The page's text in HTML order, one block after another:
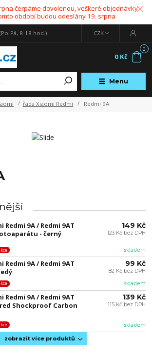
čerpáme dovolenou, veškeré objednávky
období budou odeslány 19. srpna
Menu
CZK
(Po-Pá, 8-18 hod.)
0
0 Kč
řada Xiaomi Redmi Redmi 9A
Redmi 9A / Redmi 9AT
- černý
skladem
149 Kč
123 Kč bez DPH
Redmi 9A / Redmi 9AT
skladem
99 Kč
82 Kč bez DPH
Redmi 9A / Redmi 9AT
Shockproof Carbon
skladem
139 Kč
115 Kč bez DPH
zobrazit více produktů